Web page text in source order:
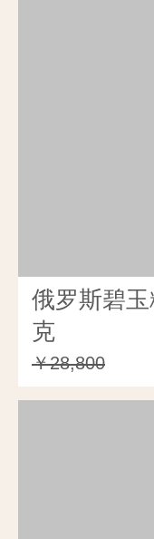
俄罗斯碧
克
￥28,800